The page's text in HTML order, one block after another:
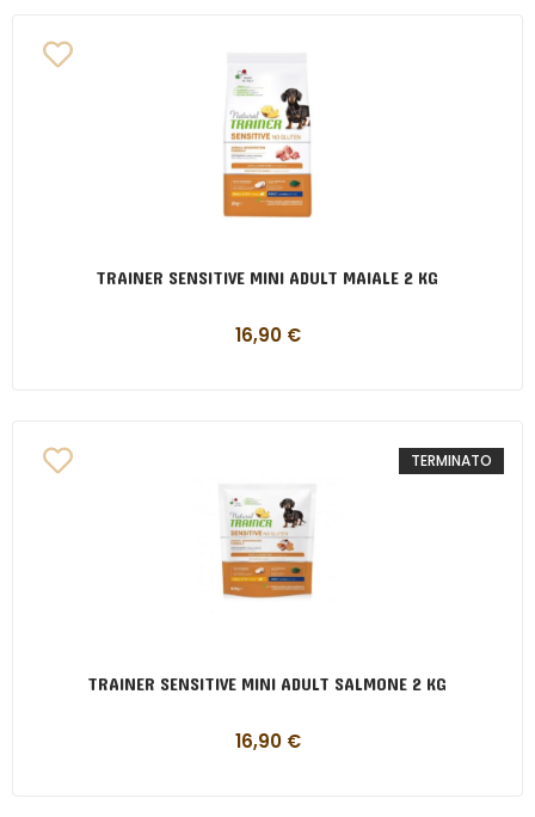
TRAINER SENSITIVE MINI ADULT MAIALE 2 KG
16,90 €
TERMINATO
TRAINER SENSITIVE MINI ADULT SALMONE 2 KG
16,90 €